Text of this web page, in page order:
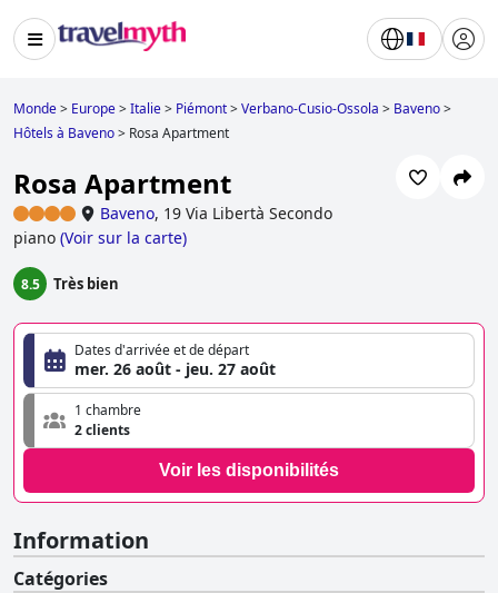
Monde> Europe>Italie> Piémont>Verbano-Cusio-Ossola > Baveno>
Hôtels à Baveno> Rosa Apartment
Rosa Apartment
Baveno, 19 Via Libertà Secondo
piano (Voir sur la carte)
8.5 Très bien
Dates d'arrivée et de départ
mer. 26 août - jeu. 27 août
1 chambre
2 clients
Voir les disponibilités
Information
Catégories